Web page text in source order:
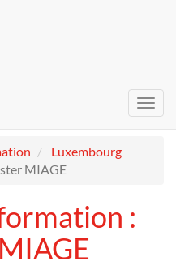
Luxembourg
MIAGE
: